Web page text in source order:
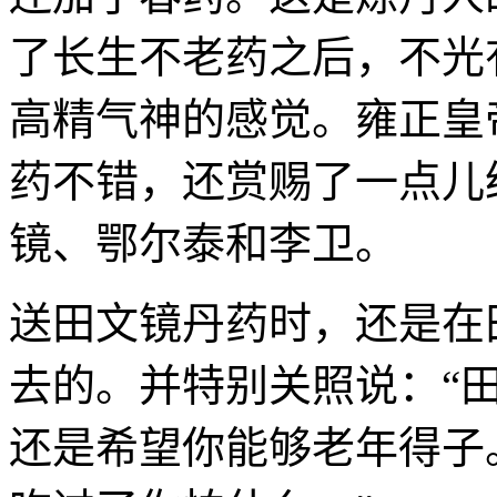
了长生不老药之后，不
高精气神的感觉。雍正
药不错，还赏赐了一点
镜、鄂尔泰和李卫。
送田文镜丹药时，还是
去的。并特别关照说：“
还是希望你能够老年得